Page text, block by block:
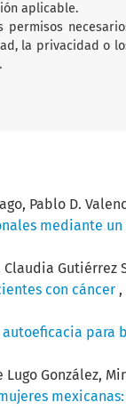
aplicable.
permisos
la privacidad o
Pablo D.
mediante
Gutiérrez
con cáncer ,
autoeficacia
González,